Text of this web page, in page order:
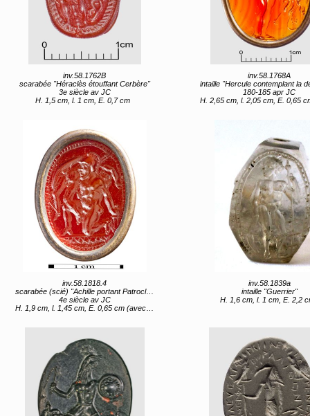
inv.58.1762B
scarabée "Héraclès étouffant Cerbère"
3e siècle av JC
H. 1,5 cm, l. 1 cm, E. 0,7 cm
inv.58.1768A
intaille "Hercule contemplant la dépouille du lion
180-185 apr JC
H. 2,65 cm, l. 2,05 cm, E. 0,65 cm (avec monture) H. 2,3 cm, l. 1,7 cm, E. 0,45
inv.58.1818.4
scarabée (scié) "Achille portant Patrocle sur ses épaules"
4e siècle av JC
H. 1,9 cm, l. 1,45 cm, E. 0,65 cm (avec monture) H. 1,55 cm, l. 1,1 cm, E. 0,35 cm (sans monture)
inv.58.1839a
intaille "Guerrier"
H. 1,6 cm, l. 1 cm, E. 2,2